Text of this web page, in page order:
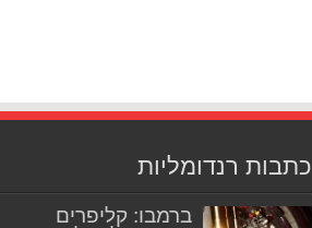
כתבות רנדומליות
ברמבו: קליפרים